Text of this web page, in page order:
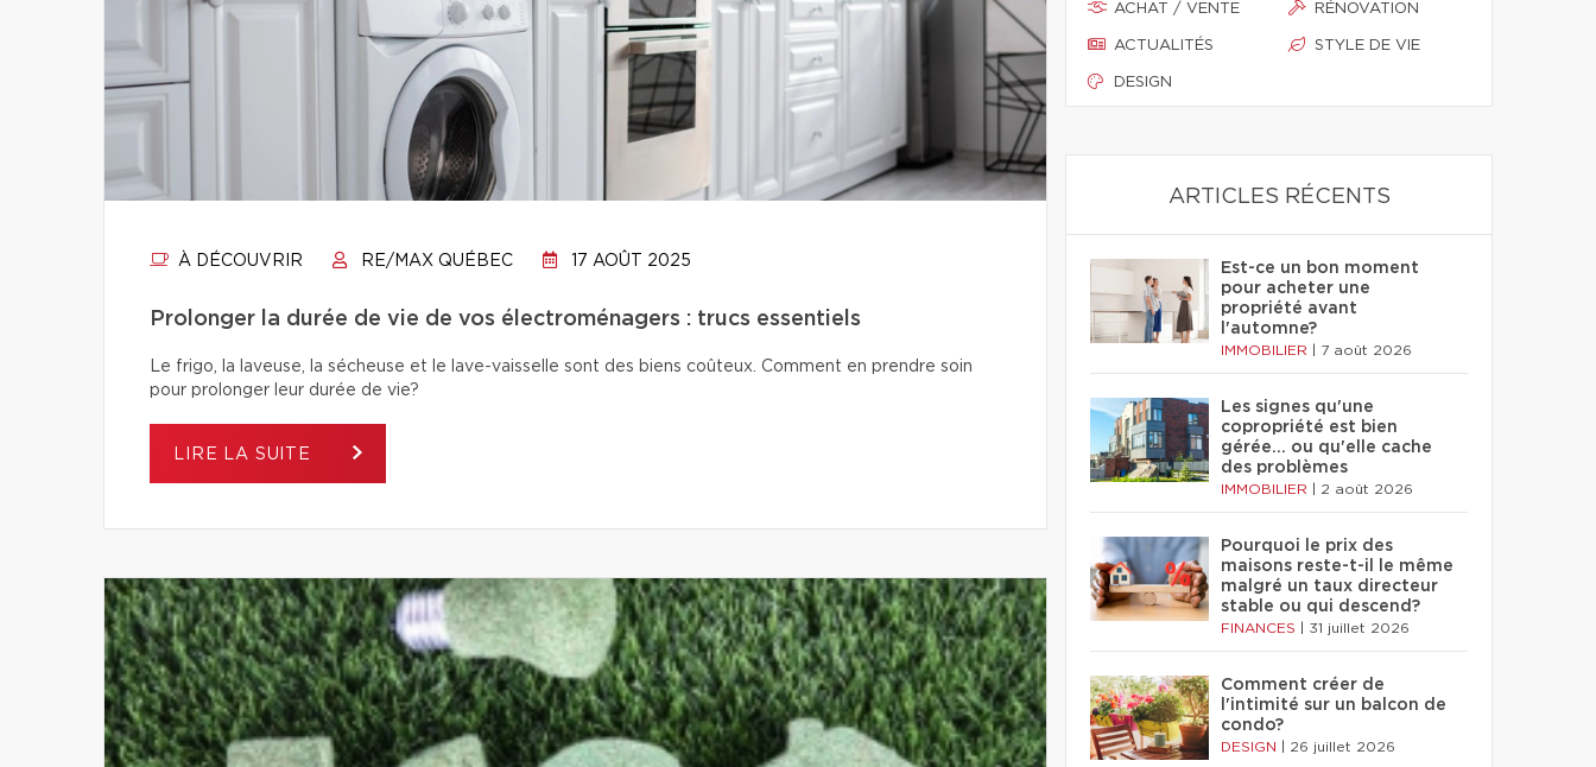
À DÉCOUVRIR RE/MAX QUÉBEC 17 AOÛT 2025
Prolonger la durée de vie de vos électroménagers : trucs essentiels
Le frigo, la laveuse, la sécheuse et le lave-vaisselle sont des biens coûteux. Comment en prendre soin
pour prolonger leur durée de vie?
LIRE LA SUITE
ACHAT / VENTE
ACTUALITÉS
DESIGN
RÉNOVATION
STYLE DE VIE
ARTICLES RÉCENTS
Est-ce un bon moment
pour acheter une
propriété avant
l'automne?
IMMOBILIER 7 août 2026
Les signes qu'une
copropriété est bien
gérée… ou qu'elle cache
des problèmes
IMMOBILIER 2 août 2026
Pourquoi le prix des
maisons reste-t-il le même
malgré un taux directeur
stable ou qui descend?
FINANCES 31 juillet 2026
Comment créer de
l'intimité sur un balcon de
condo?
DESIGN 26 juillet 2026